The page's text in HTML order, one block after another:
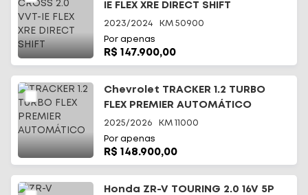
IE FLEX XRE DIRECT SHIFT
2023/2024 KM 50900
Por apenas
R$ 147.900,00
Chevrolet TRACKER 1.2 TURBO
FLEX PREMIER AUTOMÁTICO
2025/2026 KM 11000
Por apenas
R$ 148.900,00
Honda ZR-V TOURING 2.0 16V 5P